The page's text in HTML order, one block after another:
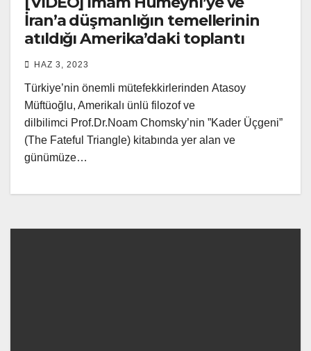
İran’a düşmanlığın temellerinin
atıldığı Amerika’daki toplantı
HAZ 3, 2023
Türkiye’nin önemli mütefekkirlerinden Atasoy
Müftüoğlu, Amerikalı ünlü filozof ve
dilbilimci Prof.Dr.Noam Chomsky’nin ”Kader Üçgeni”
(The Fateful Triangle) kitabında yer alan ve
günümüze…